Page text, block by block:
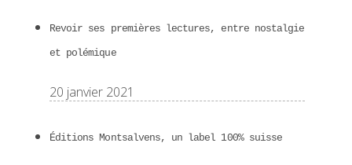
Revoir ses premières lectures, entre nostalgie
et polémique
20 janvier 2021
Éditions Montsalvens, un label 100% suisse